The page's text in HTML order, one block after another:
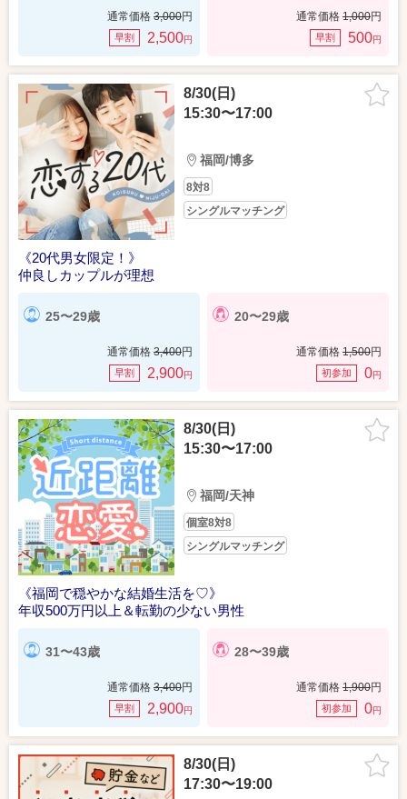
通常価格 3,000円
早割 2,500円
通常価格 1,000円
早割 500円
8/30(日)
15:30〜17:00
福岡/博多
8対8
シングルマッチング
《20代男女限定！》
仲良しカップルが理想
25〜29歳
通常価格 3,400円
早割 2,900円
20〜29歳
通常価格 1,500円
初参加 0円
8/30(日)
15:30〜17:00
福岡/天神
個室8対8
シングルマッチング
《福岡で穏やかな結婚生活を♡》
年収500万円以上＆転勤の少ない男性
31〜43歳
通常価格 3,400円
早割 2,900円
28〜39歳
通常価格 1,900円
初参加 0円
8/30(日)
17:30〜19:00